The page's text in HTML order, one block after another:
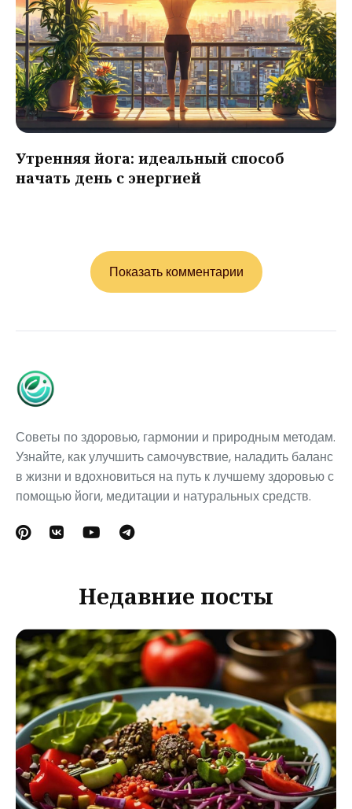
Утренняя йога: идеальный способ
начать день с энергией
Показать комментарии
Советы по здоровью, гармонии и природным методам.
Узнайте, как улучшить самочувствие, наладить баланс
в жизни и вдохновиться на путь к лучшему здоровью с
помощью йоги, медитации и натуральных средств.
Недавние посты